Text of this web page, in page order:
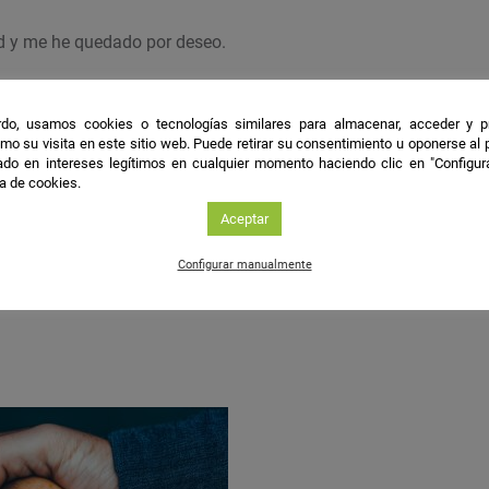
y me he quedado por deseo.
por uno, así que van dos: 1) Promover la accesibilidad
ya que es dinero público y los resultados deben
la transferencia de conocimiento. 2) Que la
personas que afectan o son afectadas por los proyectos.
usamos cookies o tecnologías similares para almacenar, acceder y
su visita en este sitio web. Puede retirar su consentimiento u oponerse al
en intereses legítimos en cualquier momento haciendo clic en
de cookies.
Aceptar
Configurar manualmente